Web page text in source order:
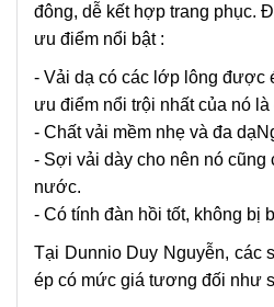
đông, dễ kết hợp trang phục.
ưu điểm nổi bật :
- Vải dạ có các lớp lông được
ưu điểm nổi trội nhất của nó
- Chất vải mềm nhẹ và đa
- Sợi vải dày cho nên nó cũng
nước.
- Có tính đàn hồi tốt, không bị
Tại Dunnio Duy Nguyễn, các
ép có mức giá tương đối như